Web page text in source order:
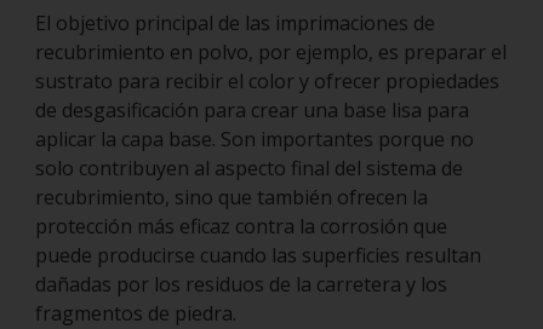
El objetivo principal de las imprimaciones de
recubrimiento en polvo, por ejemplo, es preparar el
sustrato para recibir el color y ofrecer propiedades
de desgasificación para crear una base lisa para
aplicar la capa base. Son importantes porque no
solo contribuyen al aspecto final del sistema de
recubrimiento, sino que también ofrecen la
protección más eficaz contra la corrosión que
puede producirse cuando las superficies resultan
dañadas por los residuos de la carretera y los
fragmentos de piedra.